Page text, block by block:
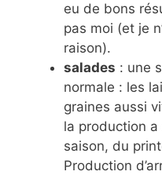
eu de bons
pas moi (et je
raison).
salades : une
normale : les
graines aussi
la production
saison, du
Production